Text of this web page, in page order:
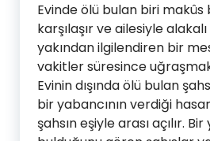
Evinde ölü bulan biri makûs
karşılaşır ve ailesiyle
yakından ilgilendiren bir
vakitler süresince
Evinin dışında ölü bulan
bir yabancının verdiği
şahsın eşiyle arası açılır.